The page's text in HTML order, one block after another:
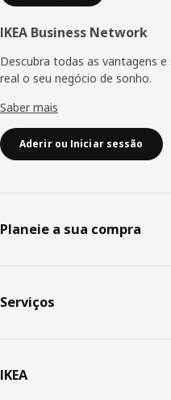
IKEA Business Network
Descubra todas as vantagens
real o seu negócio de sonho.
Saber mais
Aderir ou Iniciar sessão
Planeie a sua compra
Serviços
IKEA